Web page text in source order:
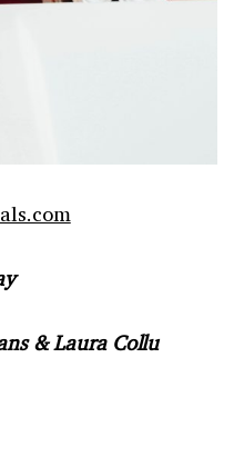
& Laura Collu